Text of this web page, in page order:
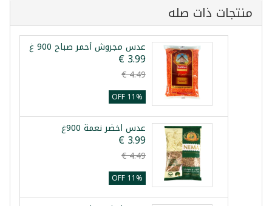
منتجات ذات صله
عدس مجروش أحمر صباح 900 غ
11% OFF
عدس اخضر نعمة 900غ
11% OFF